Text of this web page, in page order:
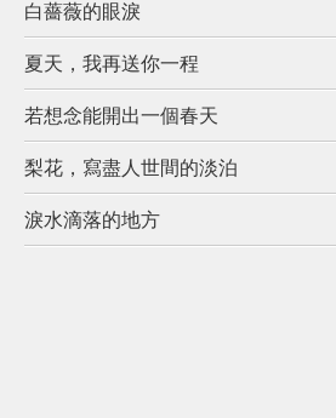
白薔薇的眼淚
夏天，我再送你一程
若想念能開出一個春天
梨花，寫盡人世間的淡泊
淚水滴落的地方